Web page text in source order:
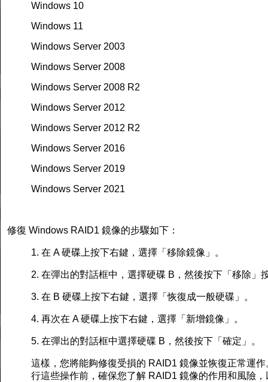
Windows 10
Windows 11
Windows Server 2003
Windows Server 2008
Windows Server 2008 R2
Windows Server 2012
Windows Server 2012 R2
Windows Server 2016
Windows Server 2019
Windows Server 2021
修復 Windows RAID1 鏡像的步驟如下：
1. 在 A 硬碟上按下右鍵，選擇「移除鏡像」。
2. 在彈出的對話框中，選擇硬碟 B，然後按下「移除」
3. 在 B 硬碟上按下右鍵，選擇「恢復成一般硬碟」。
4. 再次在 A 硬碟上按下右鍵，選擇「新增鏡像」。
5. 在彈出的對話框中選擇硬碟 B，然後按下「確定」。
這樣，您將能夠修復受損的 RAID1 鏡像並恢復正常運
行這些操作前，確保您了解 RAID1 鏡像的作用和風險